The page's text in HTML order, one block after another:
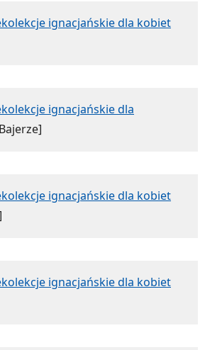
ignacjańskie dla kobiet
ignacjańskie dla
ignacjańskie dla kobiet
ignacjańskie dla kobiet